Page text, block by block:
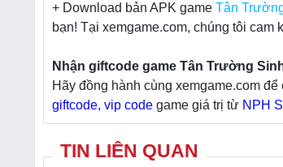
+ Download bản APK game Tân
bạn! Tại xemgame.com, chúng tôi
Nhận giftcode game Tân Trường
Hãy đồng hành cùng xemgame.com
giftcode, vip code game giá trị từ NPH
TIN LIÊN QUAN